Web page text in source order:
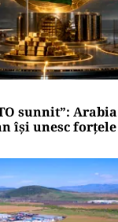
sunnit”:
își unesc